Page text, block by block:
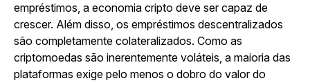
empréstimos, a economia cripto deve ser capaz de
crescer. Além disso, os empréstimos descentralizados
são completamente colateralizados. Como as
criptomoedas são inerentemente voláteis, a maioria das
plataformas exige pelo menos o dobro do valor do